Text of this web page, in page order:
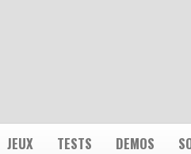
JEUX TESTS DEMOS